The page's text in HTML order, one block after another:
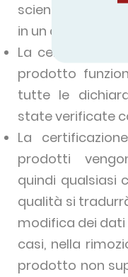
in un ambiente
La
prodotto
tutte le
state verificate
La
prodotti
quindi qualsiasi
qualità si
modifica dei dati
casi, nella
prodotto non